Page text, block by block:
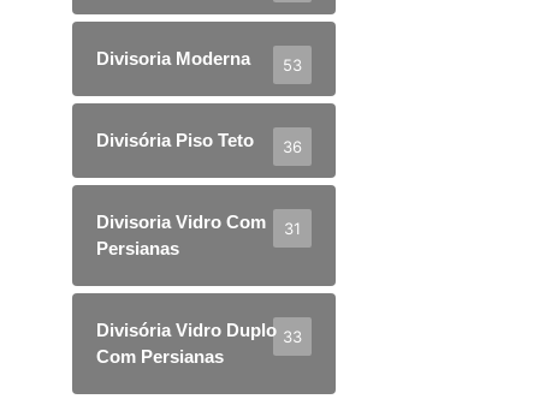
Divisoria Moderna 53
Divisória Piso Teto 36
Divisoria Vidro Com
Persianas
31
Divisória Vidro Duplo
Com Persianas
33